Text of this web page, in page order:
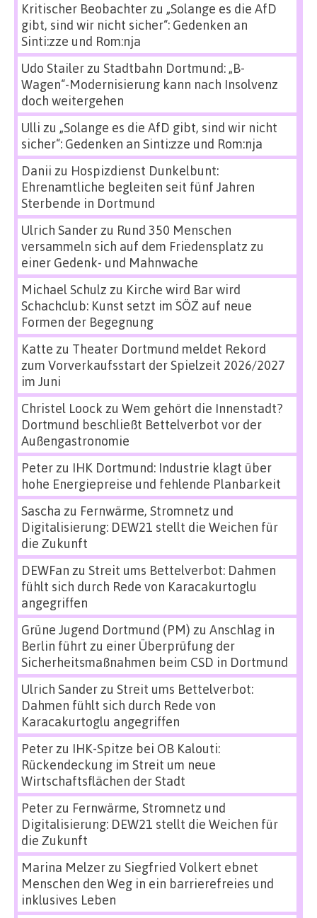
Kritischer Beobachterzu „Solange es die AfD
gibt, sind wir nicht sicher“: Gedenken an
Sinti:zze und Rom:nja
Udo Stailerzu Stadtbahn Dortmund: „B-
Wagen“-Modernisierung kann nach Insolvenz
doch weitergehen
Ulli zu „Solange es die AfD gibt, sind wir nicht
sicher“: Gedenken an Sinti:zze und Rom:nja
Danii zu Hospizdienst Dunkelbunt:
Ehrenamtliche begleiten seit fünf Jahren
Sterbende in Dortmund
Ulrich Sanderzu Rund 350 Menschen
versammeln sich auf dem Friedensplatz zu
einer Gedenk- und Mahnwache
Michael Schulz zu Kirche wird Bar wird
Schachclub: Kunst setzt im SÖZ auf neue
Formen der Begegnung
Katte zu Theater Dortmund meldet Rekord
zum Vorverkaufsstart der Spielzeit 2026/2027
im Juni
Christel Loock zu Wem gehört die Innenstadt?
Dortmund beschließt Bettelverbot vor der
Außengastronomie
Peterzu IHK Dortmund: Industrie klagt über
hohe Energiepreise und fehlende Planbarkeit
Sascha zu Fernwärme, Stromnetz und
Digitalisierung: DEW21 stellt die Weichen für
die Zukunft
DEWFan zu Streit ums Bettelverbot: Dahmen
fühlt sich durch Rede von Karacakurtoglu
angegriffen
Grüne Jugend Dortmund (PM) zu Anschlag in
Berlin führt zu einer Überprüfung der
Sicherheitsmaßnahmen beim CSD in Dortmund
Ulrich Sanderzu Streit ums Bettelverbot:
Dahmen fühlt sich durch Rede von
Karacakurtoglu angegriffen
Peterzu IHK-Spitze bei OB Kalouti:
Rückendeckung im Streit um neue
Wirtschaftsflächen der Stadt
Peterzu Fernwärme, Stromnetz und
Digitalisierung: DEW21 stellt die Weichen für
die Zukunft
Marina Melzerzu Siegfried Volkert ebnet
Menschen den Weg in ein barrierefreies und
inklusives Leben